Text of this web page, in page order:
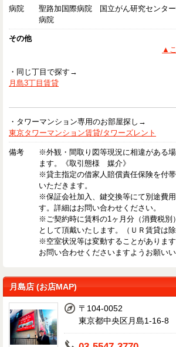
病院
聖路加国際病院 国立がん研究センタ
病院
その他
▲
・同じ丁目で探す→
月島3丁目賃貸
・タワーマンション専用のお部屋探し→
東京タワーマンション賃貸/タワーズレント
備考
※外観・間取り図等現況に相違がある
ます。《取引態様 媒介》
※貸主指定の借家人賠償責任保険を付
いただきます。
※保証会社加入、鍵交換等にて別途費
す。詳細はお問い合わせください。
※ご契約時に賃料の1ヶ月分（消費税別
として頂戴いたします。（ＵＲ賃貸は除
※空室状況等は変動することがありま
お問い合わせくださいますようお願いい
月島店 (お店MAP)
〒104-0052
東京都中央区月島1-16-8